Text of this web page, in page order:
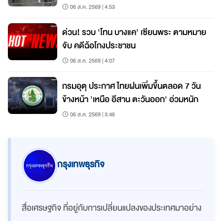
06 ส.ค. 2569 | 4:53
ด่วน! รวบ 'โทน บางแค' เซียนพระ ตามหมาย
จับ คดีฉ้อโกงประชาชน
06 ส.ค. 2569 | 4:07
กรมอุตุ ประกาศ ไทยฝนเพิ่มขึ้นตลอด 7 วัน
ข้างหน้า 'เหนือ อีสาน ตะวันออก' อ่วมหนัก
06 ส.ค. 2569 | 3:46
กรุงเทพธุรกิจ
สื่อเศรษฐกิจ ที่อยู่กับการเปลี่ยนแปลงของประเทศมาอย่าง